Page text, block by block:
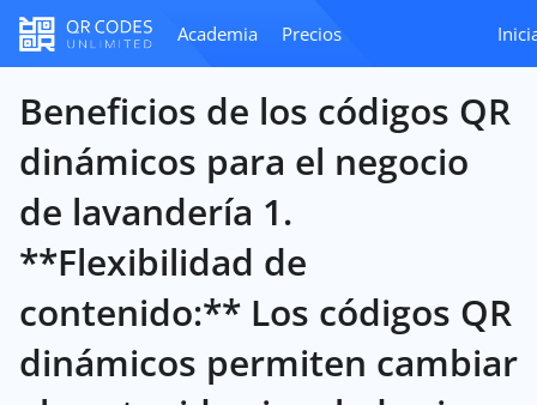
Academia Precios
Beneficios de los códigos QR
dinámicos para el negocio
de lavandería 1.
**Flexibilidad de
contenido:** Los códigos QR
dinámicos permiten cambiar